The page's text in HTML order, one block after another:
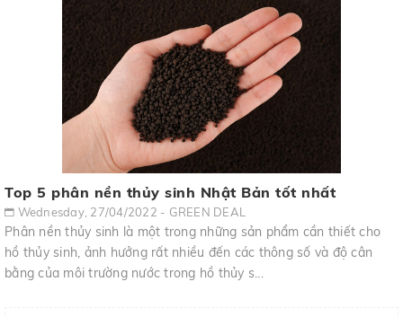
Top 5 phân nền thủy sinh Nhật Bản tốt nhất
Wednesday, 27/04/2022 - GREEN DEAL
Phân nền thủy sinh là một trong những sản phẩm cần thiết cho
hồ thủy sinh, ảnh hưởng rất nhiều đến các thông số và độ cân
bằng của môi trường nước trong hồ thủy s...